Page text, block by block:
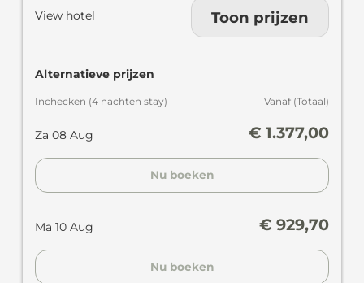
View hotel Toon prijzen
Alternatieve prijzen
Inchecken (4 nachten stay) Vanaf(Totaal)
Za 08 Aug € 1.377,00
Nu boeken
Ma 10 Aug € 929,70
Nu boeken